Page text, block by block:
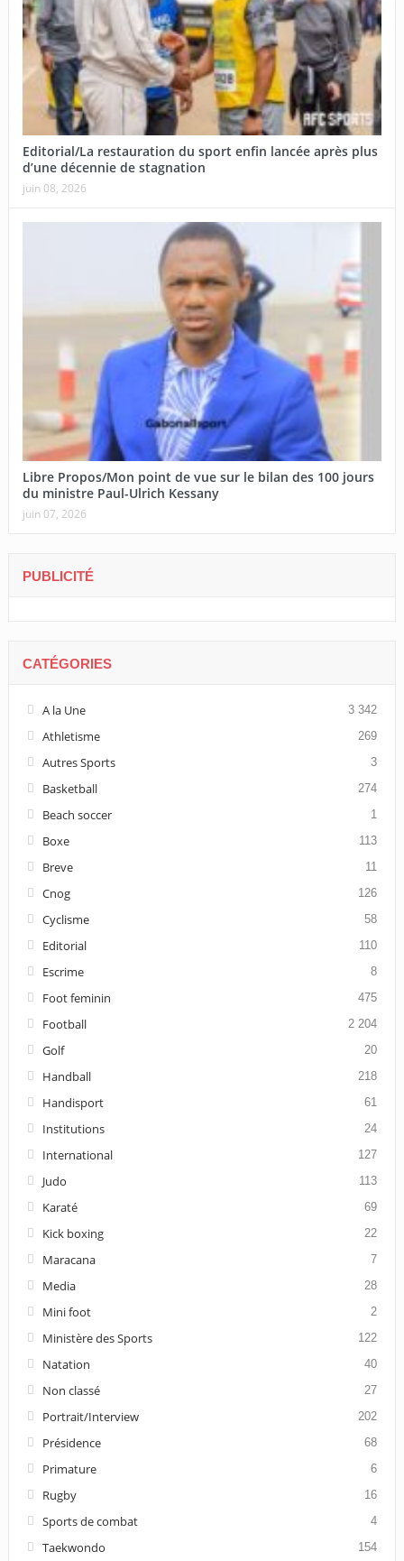
Editorial/La restauration du sport enfin lancée après plus
d’une décennie de stagnation
juin 08, 2026
Libre Propos/Mon point de vue sur le bilan des 100 jours
du ministre Paul-Ulrich Kessany
juin 07, 2026
PUBLICITÉ
CATÉGORIES
A la Une 3 342
Athletisme 269
Autres Sports 3
Basketball 274
Beach soccer 1
Boxe 113
Breve 11
Cnog 126
Cyclisme 58
Editorial 110
Escrime 8
Foot feminin 475
Football 2 204
Golf 20
Handball 218
Handisport 61
Institutions 24
International 127
Judo 113
Karaté 69
Kick boxing 22
Maracana 7
Media 28
Mini foot 2
Ministère des Sports 122
Natation 40
Non classé 27
Portrait/Interview 202
Présidence 68
Primature 6
Rugby 16
Sports de combat 4
Taekwondo 154